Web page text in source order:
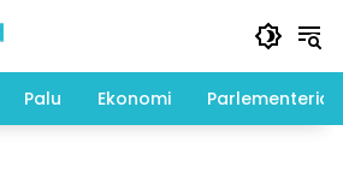
Palu Ekonomi Parlementeria